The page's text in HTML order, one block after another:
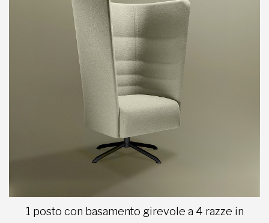
1 posto con basamento girevole a 4 razze in